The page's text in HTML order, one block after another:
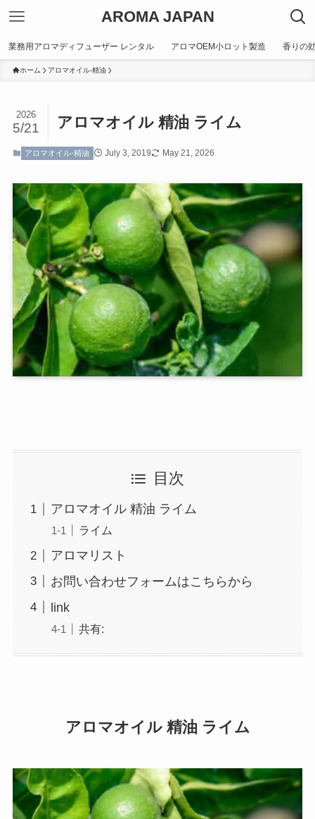
AROMA JAPAN
業務用アロマディフューザー レンタル アロマOEM小ロット製造 香りの
ホーム アロマオイル-精油
アロマオイル 精油 ライム
2026
5/21
アロマオイル-精油 July 3, 2019 May 21, 2026
目次
アロマオイル 精油 ライム
ライム
アロマリスト
お問い合わせフォームはこちらから
link
共有:
アロマオイル 精油 ライム